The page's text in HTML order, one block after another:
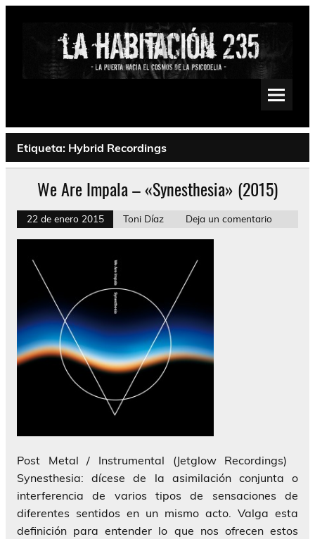
Saltar
Psychedelic, Stoner, Doom, Sludge, Fuzz, Space, Drone
Etiqueta: Hybrid Recordings
We Are Impala – «Synesthesia» (2015)
22 de enero 2015 Toni Díaz Deja un comentario
Post Metal / Instrumental (Jetglow Recordings)
Synesthesia: dícese de la asimilación conjunta o
interferencia de varios tipos de sensaciones de
diferentes sentidos en un mismo acto. Valga esta
definición para entender lo que nos ofrecen estos